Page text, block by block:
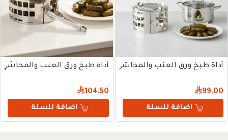
أداة طبخ ورق العنب والمحاشي 19 سم
99.00
اضافة للسلة
أداة طبخ ورق العنب والمحاشي 23 سم
104.50
اضافة للسلة